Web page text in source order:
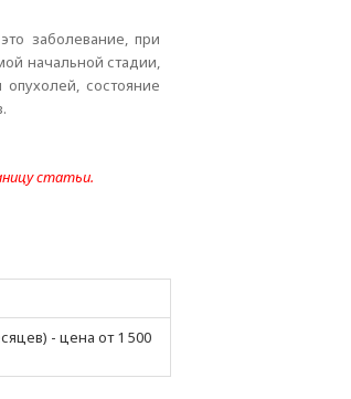
заболевание, при
начальной стадии,
состояние
статьи.
- цена от 1 500